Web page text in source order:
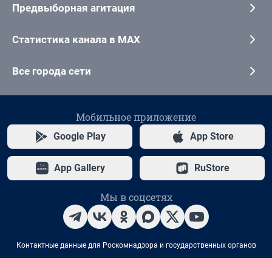
Предвыборная агитация
Статистика канала в MAX
Все города сети
Мобильное приложение
Google Play App Store
App Gallery RuStore
Мы в соцсетях
Контактные данные для Роскомнадзора и государственных органов